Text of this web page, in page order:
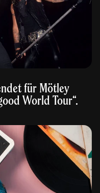
für Mötley
World Tour“.